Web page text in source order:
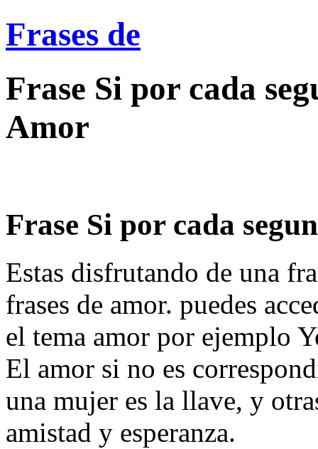
Frases de
Frase Si por cada
Amor
Frase Si por cada
Estas disfrutando de una
frases de amor. puedes
el tema amor por ejemplo
El amor si no es
una mujer es la llave, y
amistad y esperanza.